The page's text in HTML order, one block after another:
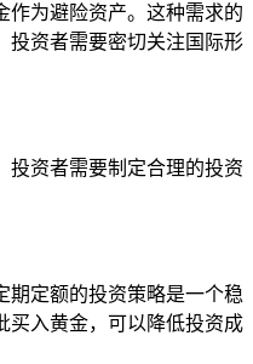
作为避险资产。这种需求的
投资者需要密切关注国际形
投资者需要制定合理的投资
期定额的投资策略是一个稳
买入黄金，可以降低投资成